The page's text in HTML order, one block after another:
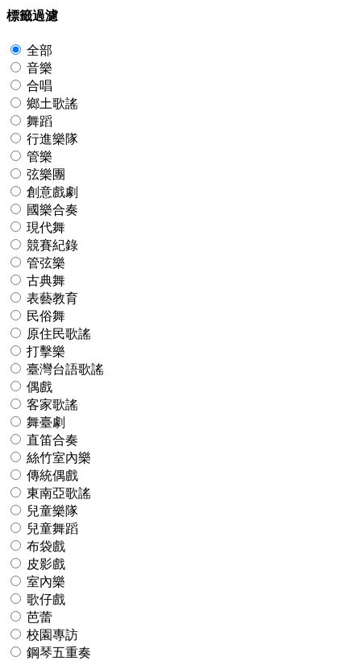
標籤過濾
全部
音樂
合唱
鄉土歌謠
舞蹈
行進樂隊
管樂
弦樂團
創意戲劇
國樂合奏
現代舞
競賽紀錄
管弦樂
古典舞
表藝教育
民俗舞
原住民歌謠
打擊樂
臺灣台語歌謠
偶戲
客家歌謠
舞臺劇
直笛合奏
絲竹室內樂
傳統偶戲
東南亞歌謠
兒童樂隊
兒童舞蹈
布袋戲
皮影戲
室內樂
歌仔戲
芭蕾
校園專訪
鋼琴五重奏